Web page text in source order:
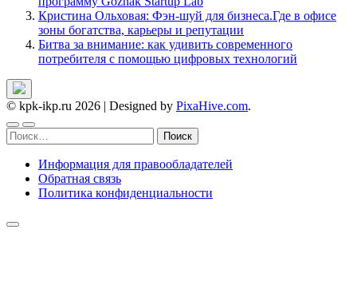
Кристина Ольховая: Фэн-шуй для бизнеса.Где в офисе
зоны богатства, карьеры и репутации
Битва за внимание: как удивить современного
потребителя с помощью цифровых технологий
© kpk-ikp.ru 2026 | Designed by PixaHive.com.
Найти:
Информация для правообладателей
Обратная связь
Политика конфиденциальности